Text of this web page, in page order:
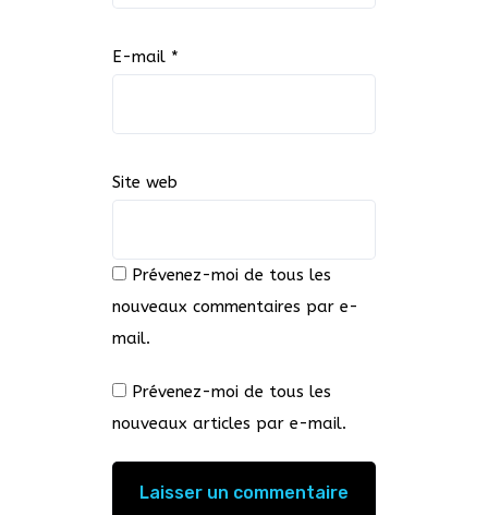
E-mail *
Site web
Prévenez-moi de tous les
nouveaux commentaires par e-
mail.
Prévenez-moi de tous les
nouveaux articles par e-mail.